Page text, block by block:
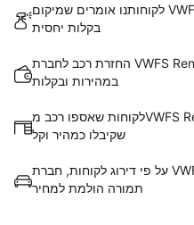
לקוחותנו אומרים שמיקום VWFS Rent a Car Belfast אותר
בקלות יחסית
החזרת רכב לחברת VWFS Rent a Car Belfast מתבצעת
במהירות ובקלות
לקוחות שאספו רכב מVWFS Rent a Car Belfast דירגו השרות
שקיבלו כמהיר וקל
על פי דירוג לקוחות, חברת VWFS Rent a Car Belfast מעניקה
תמורה הולמת למחיר